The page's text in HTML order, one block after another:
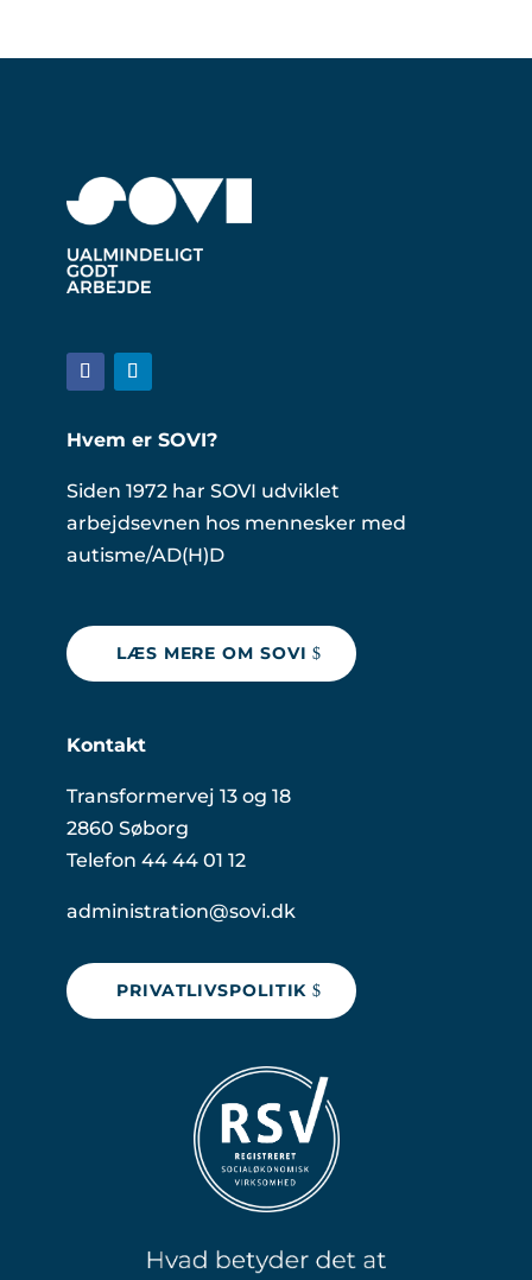
Hvem er SOVI?
Siden 1972 har SOVI udviklet
arbejdsevnen hos mennesker med
autisme/AD(H)D
LÆS MERE OM SOVI
Kontakt
Transformervej 13 og 18
2860 Søborg
Telefon 44 44 01 12
administration@sovi.dk
PRIVATLIVSPOLITIK